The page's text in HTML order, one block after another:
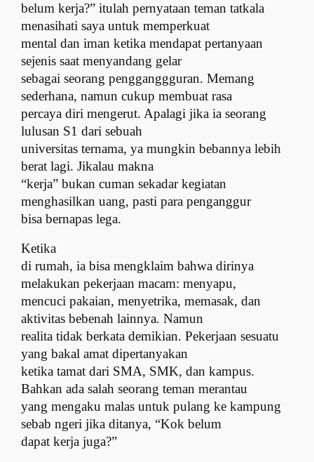
belum kerja?” itulah pernyataan teman tatkala
menasihati saya untuk memperkuat
mental dan iman ketika mendapat pertanyaan
sejenis saat menyandang gelar
sebagai seorang pengganggguran. Memang
sederhana, namun cukup membuat rasa
percaya diri mengerut. Apalagi jika ia seorang
lulusan S1 dari sebuah
universitas ternama, ya mungkin bebannya lebih
berat lagi. Jikalau makna
“kerja” bukan cuman sekadar kegiatan
menghasilkan uang, pasti para penganggur
bisa bernapas lega.
Ketika
di rumah, ia bisa mengklaim bahwa dirinya
melakukan pekerjaan macam: menyapu,
mencuci pakaian, menyetrika, memasak, dan
aktivitas bebenah lainnya. Namun
realita tidak berkata demikian. Pekerjaan sesuatu
yang bakal amat dipertanyakan
ketika tamat dari SMA, SMK, dan kampus.
Bahkan ada salah seorang teman merantau
yang mengaku malas untuk pulang ke kampung
sebab ngeri jika ditanya, “Kok belum
dapat kerja juga?”